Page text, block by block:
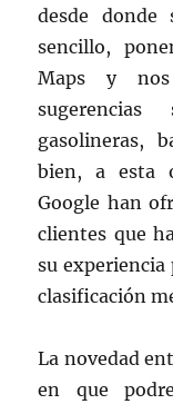
desde donde
sencillo,
Maps y
gasolineras,
bien, a esta
Google han
clientes que
su
clasificación
La novedad
en que